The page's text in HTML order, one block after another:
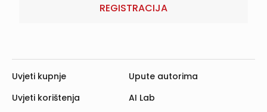
REGISTRACIJA
Uvjeti kupnje
Uvjeti korištenja
Upute autorima
AI Lab